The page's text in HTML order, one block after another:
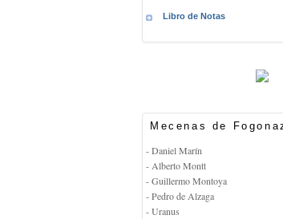
Libro de Notas
Mecenas de
- Daniel Marín
- Alberto Montt
- Guillermo Montoya
- Pedro de Alzaga
- Uranus